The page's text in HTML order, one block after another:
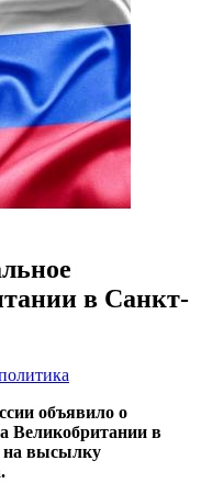
в Санкт-
объявило о
Великобритании в
на высылку